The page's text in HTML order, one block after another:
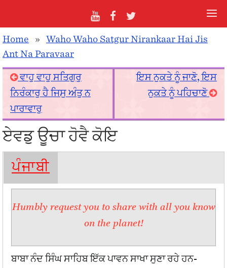
Home » Waho Waho Satgur Nirankaar Hai Jis
Ant Na Paravaar
ਵਾਹੁ ਵਾਹੁ ਸਤਿਗੁਰੁ
ਨਿਰੰਕਾਰੁ ਹੈ ਜਿਸੁ ਅੰਤੁ ਨ
ਪਾਰਾਵਾਰੁ
ਇਸ ਨੁਕਤੇ ਨੂੰ ਜਾਣੋ, ਇਸ
ਨੁਕਤੇ ਨੂੰ ਪਹਿਚਾਣੋ
ਏਵਡੁ ਊਚਾ ਹੋਵੈ ਕੋਇ
ਪੰਜਾਬੀ
Humbly request you to share with all you know
on the planet!
ਬਾਬਾ ਨੰਦ ਸਿੰਘ ਸਾਹਿਬ ਇੱਕ ਪਾਵਨ ਸਾਖਾ ਸੁਣਾ ਰਹੇ ਹਨ-